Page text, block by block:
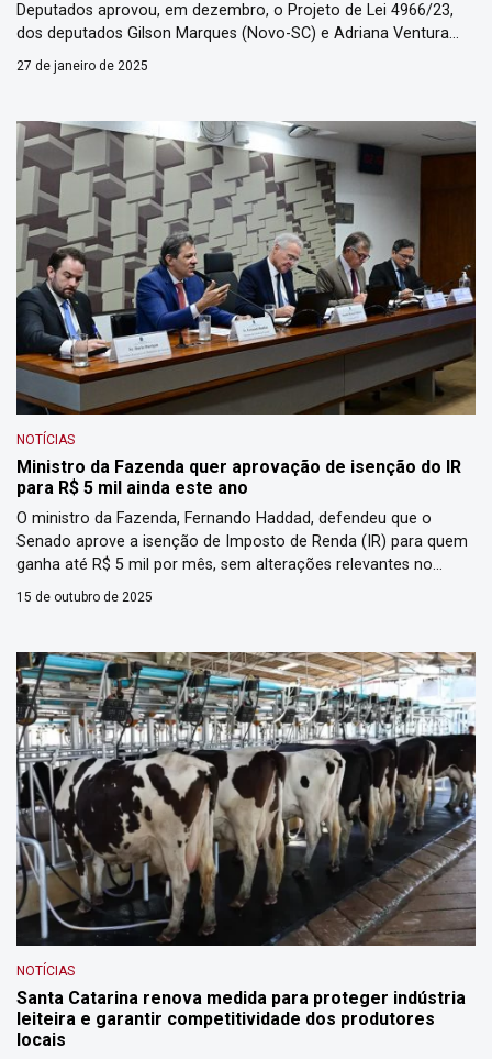
Deputados aprovou, em dezembro, o Projeto de Lei 4966/23,
dos deputados Gilson Marques (Novo-SC) e Adriana Ventura
(Novo-SP), que prevê a prorrogação excepcional, por até um
ano, de regime aduaneiro especial para empresas exportadoras
Esse regime […]
27 de janeiro de 2025
NOTÍCIAS
Ministro da Fazenda quer aprovação de isenção do IR
para R$ 5 mil ainda este ano
O ministro da Fazenda, Fernando Haddad, defendeu que o
Senado aprove a isenção de Imposto de Renda (IR) para quem
ganha até R$ 5 mil por mês, sem alterações relevantes no
texto. A declaração ocorreu na Comissão de Assuntos
15 de outubro de 2025
NOTÍCIAS
Santa Catarina renova medida para proteger indústria
leiteira e garantir competitividade dos produtores
locais